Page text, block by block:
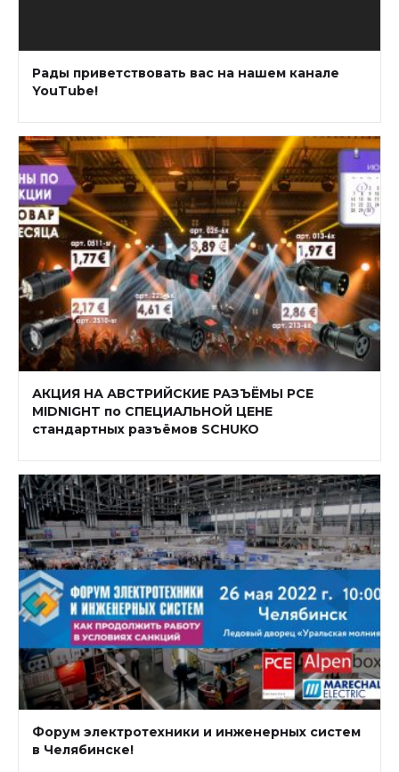
Рады приветствовать вас на нашем канале
YouTube!
АКЦИЯ НА АВСТРИЙСКИЕ РАЗЪЁМЫ РСЕ
MIDNIGHT по СПЕЦИАЛЬНОЙ ЦЕНЕ
стандартных разъёмов SCHUKO
Форум электротехники и инженерных систем
в Челябинске!